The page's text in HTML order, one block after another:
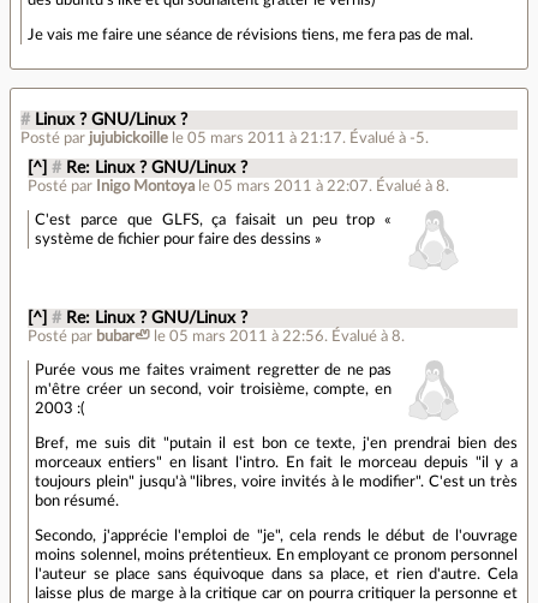
Je vais me faire une séance de révisions tiens, me fera pas de mal.
# Linux ? GNU/Linux ?
Posté par jujubickoille le 05 mars 2011 à 21:17. Évalué à -5.
[^] # Re: Linux ? GNU/Linux ?
Posté par Inigo Montoya le 05 mars 2011 à 22:07. Évalué à8.
C'est parce que GLFS, ça faisait un peu trop «
système de fichier pour faire des dessins »
[^] # Re: Linux ? GNU/Linux ?
Posté par bubar🦥 le 05 mars 2011 à 22:56. Évalué à8.
Purée vous me faites vraiment regretter de ne pas
m'être créer un second, voir troisième, compte, en
2003 :(
Bref, me suis dit "putain il est bon ce texte, j'en prendrai bien des
morceaux entiers" en lisant l'intro. En fait le morceau depuis "il y a
toujours plein" jusqu'à "libres, voire invités à le modifier". C'est un très
bon résumé.
Secondo, j'apprécie l'emploi de "je", cela rends le début de l'ouvrage
moins solennel, moins prétentieux. En employant ce pronom personnel
l'auteur se place sans équivoque dans sa place, et rien d'autre. Cela
laisse plus de marge à la critique car on pourra critiquer la personne et